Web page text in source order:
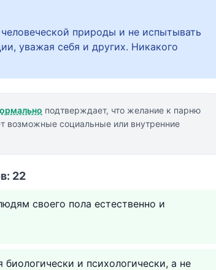
природы и не испытывать
уважая себя и других. Никакого
подтверждает, что желание к парню
возможные социальные или внутренние
22
своего пола естественно и
и психологически, а не